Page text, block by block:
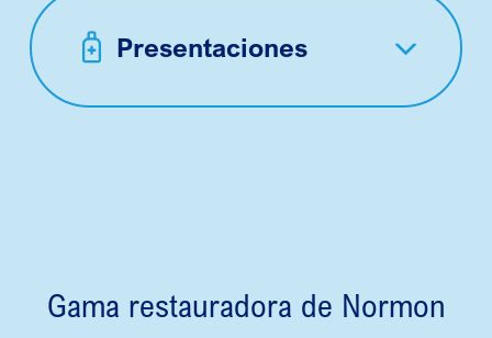
Presentaciones
Gama restauradora de Normon